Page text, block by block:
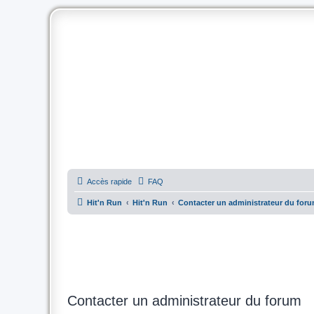
Accès rapide FAQ
Hit'n Run Hit'n Run Contacter un administrateur du
Contacter un administrateur du forum